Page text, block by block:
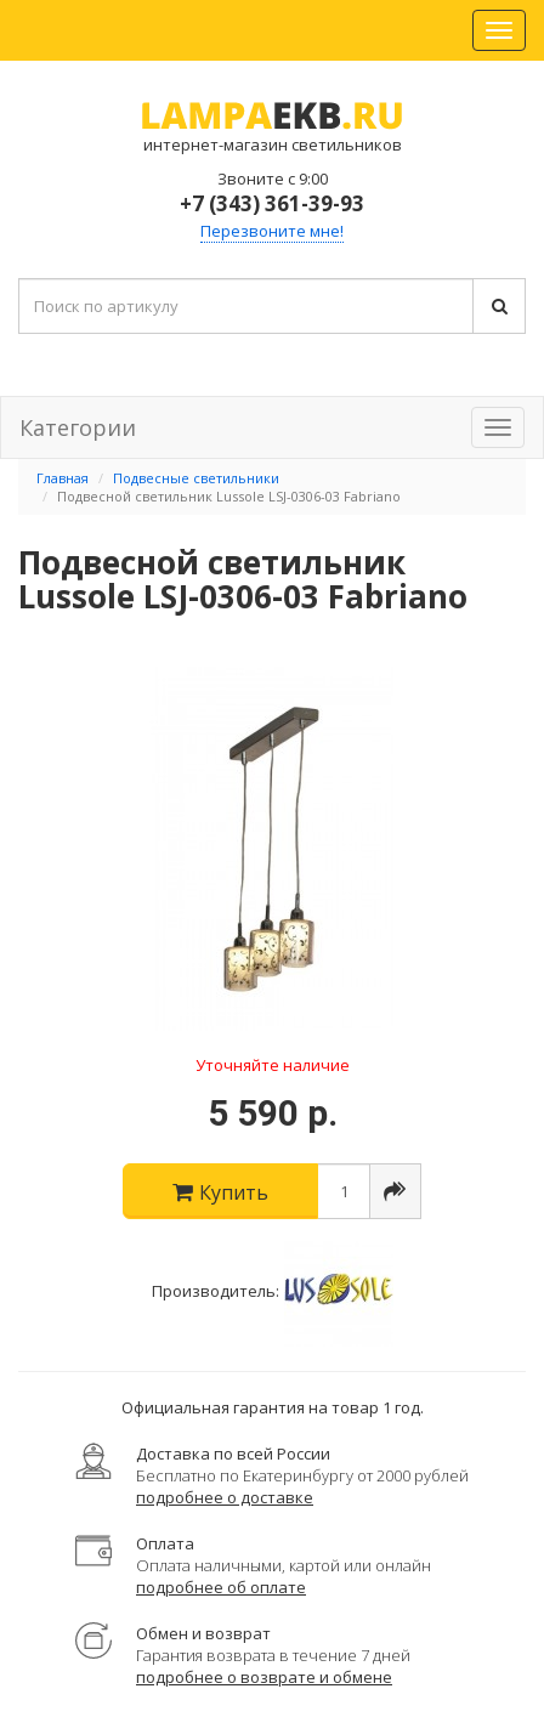
интернет-магазин светильников
Звоните с 9:00
+7 (343) 361-39-93
Перезвоните мне!
Категории
Главная
Подвесные светильники
Подвесной светильник Lussole LSJ-0306-03 Fabriano
Подвесной светильник
Lussole LSJ-0306-03 Fabriano
Уточняйте наличие
5 590 р.
Купить
Производитель:
Официальная гарантия на товар 1 год.
Доставка по всей России
Бесплатно по Екатеринбургу от 2000 рублей
подробнее о доставке
Оплата
Оплата наличными, картой или онлайн
подробнее об оплате
Обмен и возврат
Гарантия возврата в течение 7 дней
подробнее о возврате и обмене